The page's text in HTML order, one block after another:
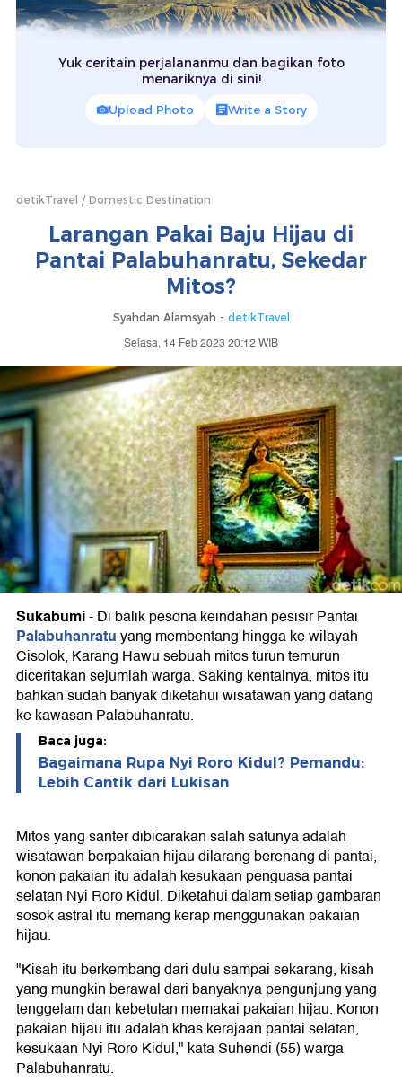
Yuk ceritain perjalananmu dan bagikan foto
menariknya di sini!
Upload Photo Write a Story
detikTravel Domestic Destination
Larangan Pakai Baju Hijau di
Pantai Palabuhanratu, Sekedar
Mitos?
Syahdan Alamsyah - detikTravel
Selasa, 14 Feb 2023 20:12 WIB
Sukabumi-Di balik pesona keindahan pesisir Pantai
Palabuhanratuyang membentang hingga ke wilayah
Cisolok, Karang Hawu sebuah mitos turun temurun
diceritakan sejumlah warga. Saking kentalnya, mitos itu
bahkan sudah banyak diketahui wisatawan yang datang
ke kawasan Palabuhanratu.
Baca juga:
Bagaimana Rupa Nyi Roro Kidul? Pemandu:
Lebih Cantik dari Lukisan
Mitos yang santer dibicarakan salah satunya adalah
wisatawan berpakaian hijau dilarang berenang di pantai,
konon pakaian itu adalah kesukaan penguasa pantai
selatan Nyi Roro Kidul. Diketahui dalam setiap gambaran
sosok astral itu memang kerap menggunakan pakaian
hijau.
"Kisah itu berkembang dari dulu sampai sekarang, kisah
yang mungkin berawal dari banyaknya pengunjung yang
tenggelam dan kebetulan memakai pakaian hijau. Konon
pakaian hijau itu adalah khas kerajaan pantai selatan,
kesukaan Nyi Roro Kidul," kata Suhendi (55) warga
Palabuhanratu.